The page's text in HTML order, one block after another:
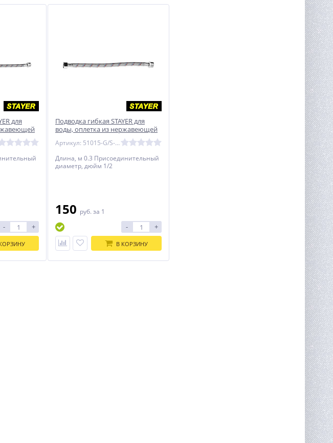
для
- +
Подводка гибкая STAYER для
воды, оплетка из нержавеющей
Артикул: 51015-G/S-030
Длина, м 0.3 Присоединительный
диаметр, дюйм 1/2
150 руб. за 1
- +
В КОРЗИНУ